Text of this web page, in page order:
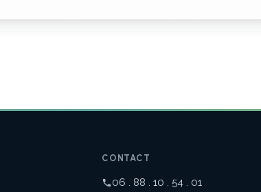
CONTACT
06 . 88 . 10 . 54 . 01